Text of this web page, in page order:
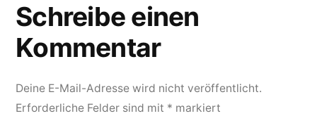
Schreibe einen
Kommentar
Deine E-Mail-Adresse wird nicht veröffentlicht.
Erforderliche Felder sind mit * markiert